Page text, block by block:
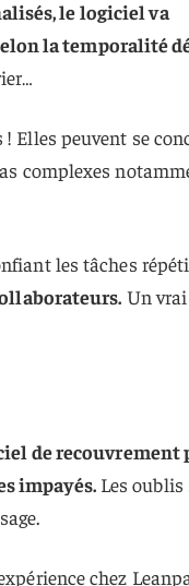
le logiciel va
la temporalité
Elles peuvent se
complexes
les tâches
Un
de recouvrement
impayés.Les oublis
chez